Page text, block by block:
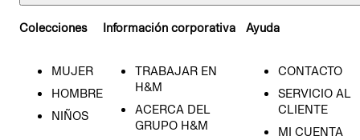
Colecciones
MUJER
HOMBRE
NIÑOS
Información corporativa
TRABAJAR EN
H&M
ACERCA DEL
GRUPO H&M
Ayuda
CONTACTO
SERVICIO AL
CLIENTE
MI CUENTA